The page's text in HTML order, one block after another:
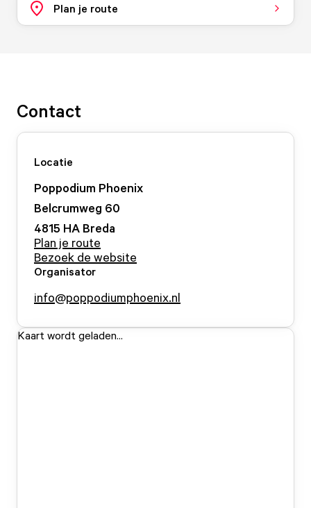
Plan je route
Contact
Locatie
Poppodium Phoenix
Belcrumweg 60
4815 HA Breda
Plan je route
Bezoek de website
Organisator
info@poppodiumphoenix.nl
Kaart wordt geladen...